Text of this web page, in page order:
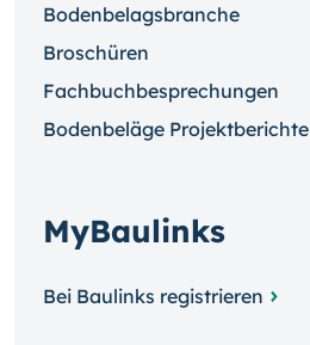
Bodenbelagsbranche
Broschüren
Fachbuchbesprechungen
Bodenbeläge Projektberichte
MyBaulinks
Bei Baulinks registrieren